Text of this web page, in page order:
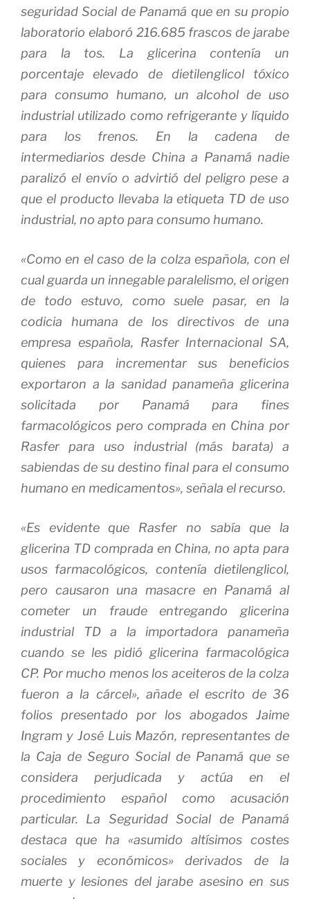
seguridad Social de Panamá que en su propio
laboratorio elaboró 216.685 frascos de jarabe
para la tos. La glicerina contenía un
porcentaje elevado de dietilenglicol tóxico
para consumo humano, un alcohol de uso
industrial utilizado como refrigerante y líquido
para los frenos. En la cadena de
intermediarios desde China a Panamá nadie
paralizó el envío o advirtió del peligro pese a
que el producto llevaba la etiqueta TD de uso
industrial, no apto para consumo humano.
«Como en el caso de la colza española, con el
cual guarda un innegable paralelismo, el origen
de todo estuvo, como suele pasar, en la
codicia humana de los directivos de una
empresa española, Rasfer Internacional SA,
quienes para incrementar sus beneficios
exportaron a la sanidad panameña glicerina
solicitada por Panamá para fines
farmacológicos pero comprada en China por
Rasfer para uso industrial (más barata) a
sabiendas de su destino final para el consumo
humano en medicamentos», señala el recurso.
«Es evidente que Rasfer no sabía que la
glicerina TD comprada en China, no apta para
usos farmacológicos, contenía dietilenglicol,
pero causaron una masacre en Panamá al
cometer un fraude entregando glicerina
industrial TD a la importadora panameña
cuando se les pidió glicerina farmacológica
CP. Por mucho menos los aceiteros de la colza
fueron a la cárcel», añade el escrito de 36
folios presentado por los abogados Jaime
Ingram y José Luis Mazón, representantes de
la Caja de Seguro Social de Panamá que se
considera perjudicada y actúa en el
procedimiento español como acusación
particular. La Seguridad Social de Panamá
destaca que ha «asumido altísimos costes
sociales y económicos» derivados de la
muerte y lesiones del jarabe asesino en sus